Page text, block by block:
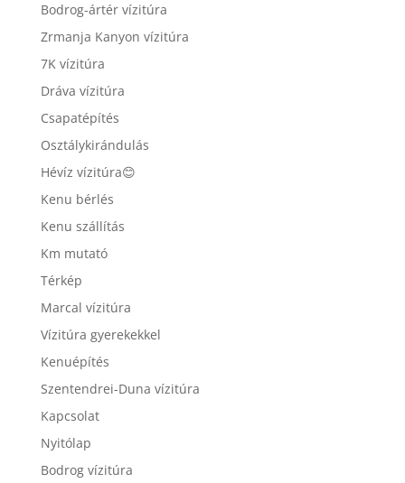
Bodrog-ártér vízitúra
Zrmanja Kanyon vízitúra
7K vízitúra
Dráva vízitúra
Csapatépítés
Osztálykirándulás
Hévíz vízitúra😊
Kenu bérlés
Kenu szállítás
Km mutató
Térkép
Marcal vízitúra
Vízitúra gyerekekkel
Kenuépítés
Szentendrei-Duna vízitúra
Kapcsolat
Nyitólap
Bodrog vízitúra